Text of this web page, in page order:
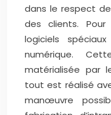
dans le respect
des clients.
logiciels
numérique.
matérialisée par
tout est réalisé
manœuvre